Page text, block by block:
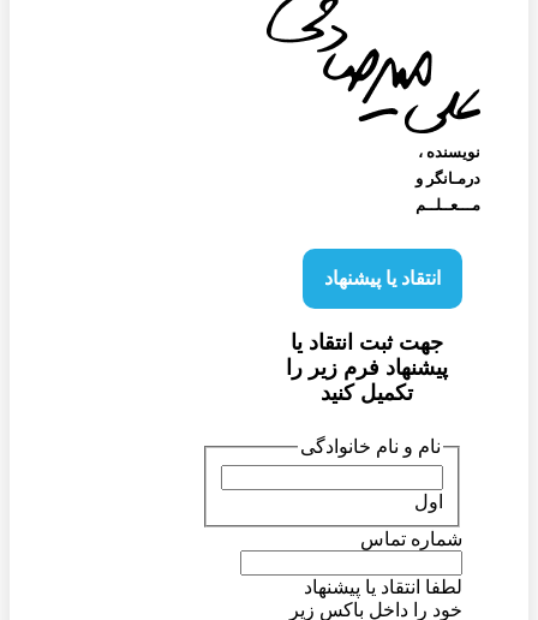
نویسنده‌ ،
درمـانگر و
مـــعــلــم
انتقاد یا پیشنهاد
جهت ثبت انتقاد یا
پیشنهاد فرم زیر را
تکمیل کنید
نام و نام خانوادگی
شماره تماس
لطفا انتقاد یا پیشنهاد
خود را داخل باکس زیر